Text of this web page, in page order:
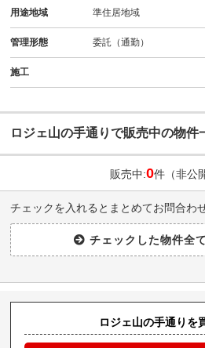
用途地域 準住居地域
管理形態 委託（通勤）
施工
ロジェ山の手通りで販売中の物件
販売中:0件（非公
チェックを入れるとまとめてお問合わ
ロジェ山の手通りを